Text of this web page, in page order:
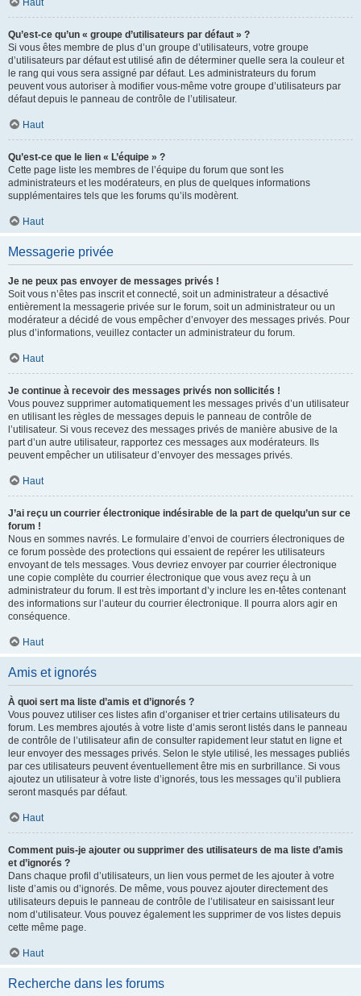
Haut
Qu’est-ce qu’un « groupe d’utilisateurs par défaut » ?
Si vous êtes membre de plus d’un groupe d’utilisateurs, votre groupe
d’utilisateurs par défaut est utilisé afin de déterminer quelle sera la couleur et
le rang qui vous sera assigné par défaut. Les administrateurs du forum
peuvent vous autoriser à modifier vous-même votre groupe d’utilisateurs par
défaut depuis le panneau de contrôle de l’utilisateur.
Haut
Qu’est-ce que le lien « L’équipe » ?
Cette page liste les membres de l’équipe du forum que sont les
administrateurs et les modérateurs, en plus de quelques informations
supplémentaires tels que les forums qu’ils modèrent.
Haut
Messagerie privée
Je ne peux pas envoyer de messages privés !
Soit vous n’êtes pas inscrit et connecté, soit un administrateur a désactivé
entièrement la messagerie privée sur le forum, soit un administrateur ou un
modérateur a décidé de vous empêcher d’envoyer des messages privés. Pour
plus d’informations, veuillez contacter un administrateur du forum.
Haut
Je continue à recevoir des messages privés non sollicités !
Vous pouvez supprimer automatiquement les messages privés d’un utilisateur
en utilisant les règles de messages depuis le panneau de contrôle de
l’utilisateur. Si vous recevez des messages privés de manière abusive de la
part d’un autre utilisateur, rapportez ces messages aux modérateurs. Ils
peuvent empêcher un utilisateur d’envoyer des messages privés.
Haut
J’ai reçu un courrier électronique indésirable de la part de quelqu’un sur ce
forum !
Nous en sommes navrés. Le formulaire d’envoi de courriers électroniques de
ce forum possède des protections qui essaient de repérer les utilisateurs
envoyant de tels messages. Vous devriez envoyer par courrier électronique
une copie complète du courrier électronique que vous avez reçu à un
administrateur du forum. Il est très important d’y inclure les en-têtes contenant
des informations sur l’auteur du courrier électronique. Il pourra alors agir en
conséquence.
Haut
Amis et ignorés
À quoi sert ma liste d’amis et d’ignorés ?
Vous pouvez utiliser ces listes afin d’organiser et trier certains utilisateurs du
forum. Les membres ajoutés à votre liste d’amis seront listés dans le panneau
de contrôle de l’utilisateur afin de consulter rapidement leur statut en ligne et
leur envoyer des messages privés. Selon le style utilisé, les messages publiés
par ces utilisateurs peuvent éventuellement être mis en surbrillance. Si vous
ajoutez un utilisateur à votre liste d’ignorés, tous les messages qu’il publiera
seront masqués par défaut.
Haut
Comment puis-je ajouter ou supprimer des utilisateurs de ma liste d’amis
et d’ignorés ?
Dans chaque profil d’utilisateurs, un lien vous permet de les ajouter à votre
liste d’amis ou d’ignorés. De même, vous pouvez ajouter directement des
utilisateurs depuis le panneau de contrôle de l’utilisateur en saisissant leur
nom d’utilisateur. Vous pouvez également les supprimer de vos listes depuis
cette même page.
Haut
Recherche dans les forums